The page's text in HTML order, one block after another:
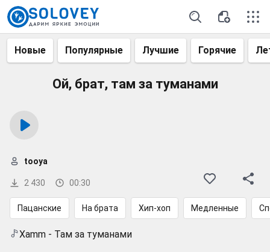
Новые Популярные Лучшие Горячие
Ой, брат, там за туманами
2 430 00:30
tooya
Пацанские На брата Хип-хоп Медленные
Xamm - Там за туманами